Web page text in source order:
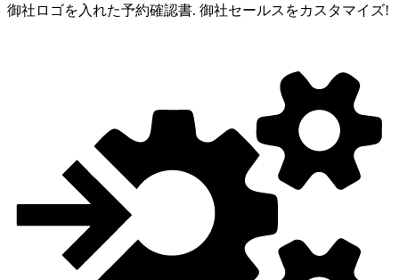
御社ロゴを入れた予約確認書. 御社セールスをカスタマイズ!